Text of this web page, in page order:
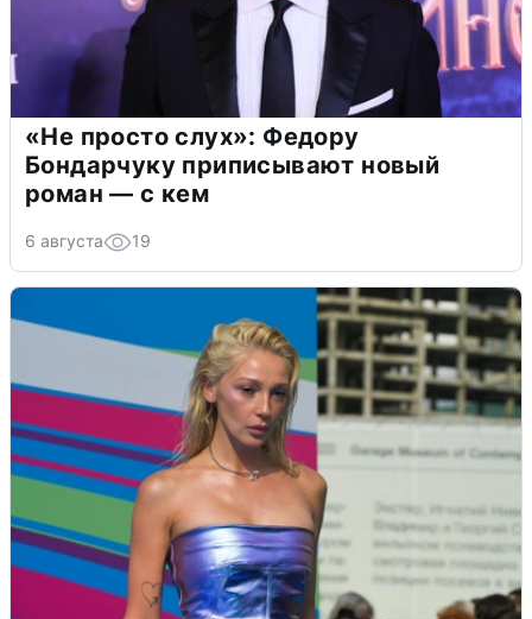
«Не просто слух»: Федору
Бондарчуку приписывают новый
роман — с кем
6 августа 19